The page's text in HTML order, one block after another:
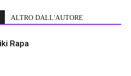
ALTRO DALL'AUTORE
Rapa